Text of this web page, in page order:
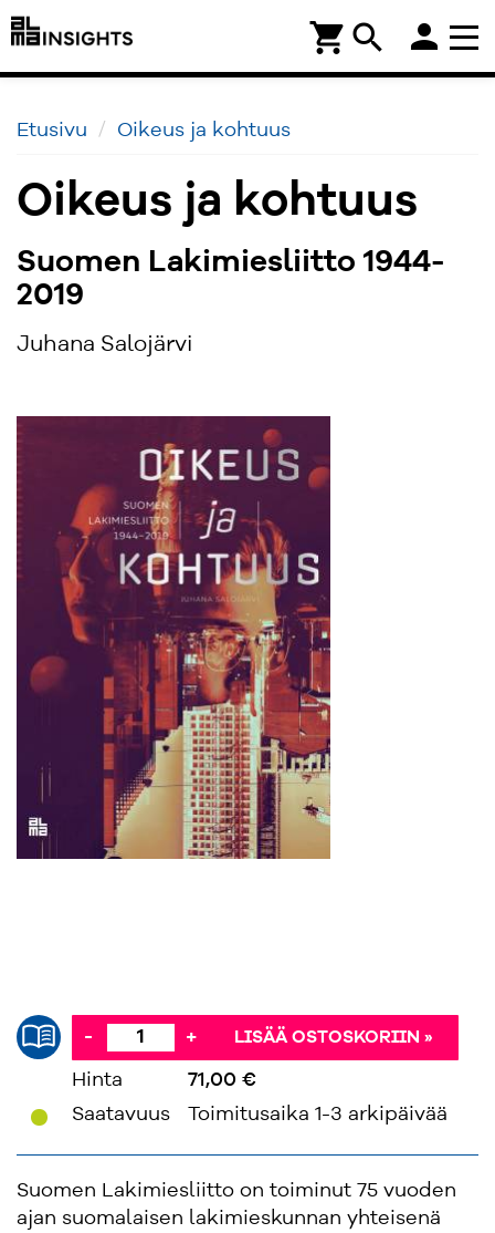
search
shopping_cart person
Etusivu Oikeus ja kohtuus
Oikeus ja kohtuus
Suomen Lakimiesliitto 1944-
2019
Juhana Salojärvi
- + LISÄÄ OSTOSKORIIN »
Hinta
71,00 €
Saatavuus
Toimitusaika 1-3 arkipäivää
Suomen Lakimiesliitto on toiminut 75 vuoden
ajan suomalaisen lakimieskunnan yhteisenä